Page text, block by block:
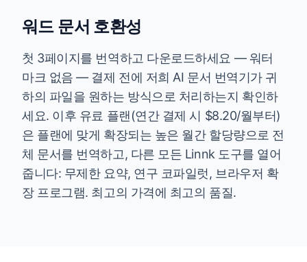
워드 문서 호환성
첫 3페이지를 번역하고 다운로드하세요 — 워터
마크 없음 — 결제 전에 저희 AI 문서 번역기가 귀
하의 파일을 원하는 방식으로 처리하는지 확인하
세요. 이후 유료 플랜(연간 결제 시 $8.20/월부터)
은 플랜에 맞게 확장되는 높은 월간 할당량으로 전
체 문서를 번역하고, 다른 모든 Linnk 도구를 열어
줍니다: 무제한 요약, 연구 코파일럿, 브라우저 확
장 프로그램. 최고의 가격에 최고의 품질.